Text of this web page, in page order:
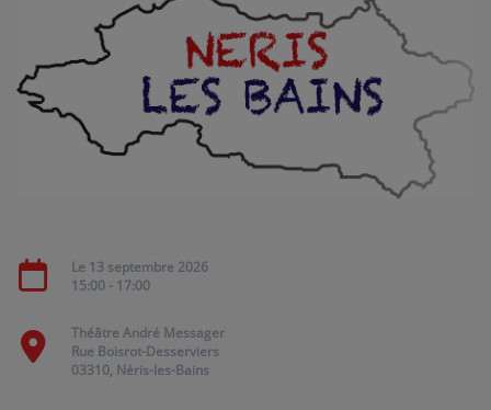
INFOS POP ROCK
La Radio
EMISSIONS
PODCASTS
Agenda
Le 13 septembre 2026
15:00 - 17:00
Théâtre André Messager
Rue Boisrot-Desserviers
03310, Néris-les-Bains